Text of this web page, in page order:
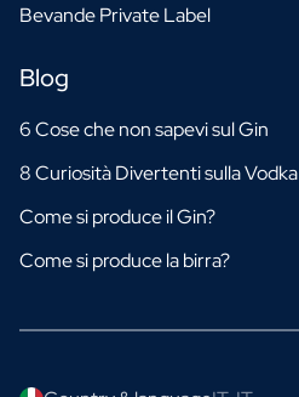
Bevande Private Label
Blog
6 Cose che non sapevi sul Gin
8 Curiosità Divertenti sulla Vodka
Come si produce il Gin?
Come si produce la birra?